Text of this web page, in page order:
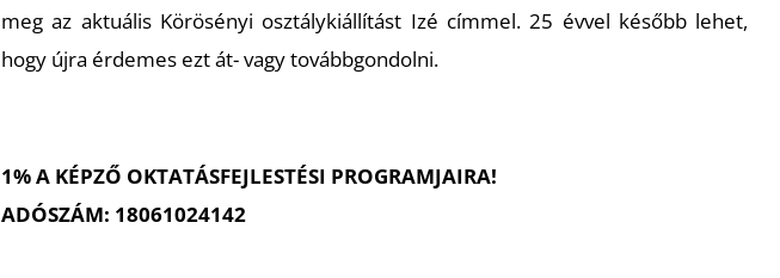
meg az aktuális Körösényi osztálykiállítást Izé címmel. 25 évvel később lehet,
hogy újra érdemes ezt át- vagy továbbgondolni.
1% A KÉPZŐ OKTATÁSFEJLESTÉSI PROGRAMJAIRA!
ADÓSZÁM: 18061024142